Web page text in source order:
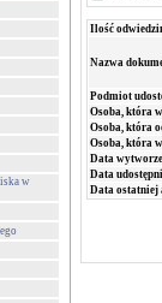
w
Ilość
Nazwa
Podmiot
Osoba, która
Osoba, która
Osoba, która
Data
Data
Data ostatniej